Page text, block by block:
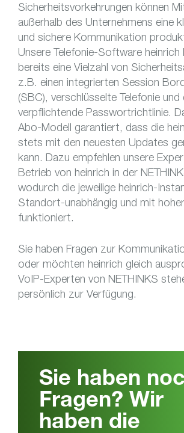
Sicherheitsvorkehrungen können
außerhalb des Unternehmens eine
und sichere Kommunikation
Unsere Telefonie-Software
bereits eine Vielzahl von
z.B. einen integrierten Session
(SBC), verschlüsselte Telefonie und
verpflichtende Passwortrichtlinie.
Abo-Modell garantiert, dass die
stets mit den neuesten Updates
kann. Dazu empfehlen unsere
Betrieb von heinrich in der
wodurch die jeweilige heinrich-
Standort-unabhängig und mit
funktioniert.
Sie haben Fragen zur
oder möchten heinrich gleich
VoIP-Experten von NETHINKS
persönlich zur Verfügung.
Sie haben
Fragen? Wir
haben die